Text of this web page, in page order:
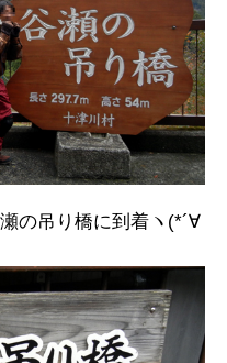
の吊り橋に到着ヽ(*´∀